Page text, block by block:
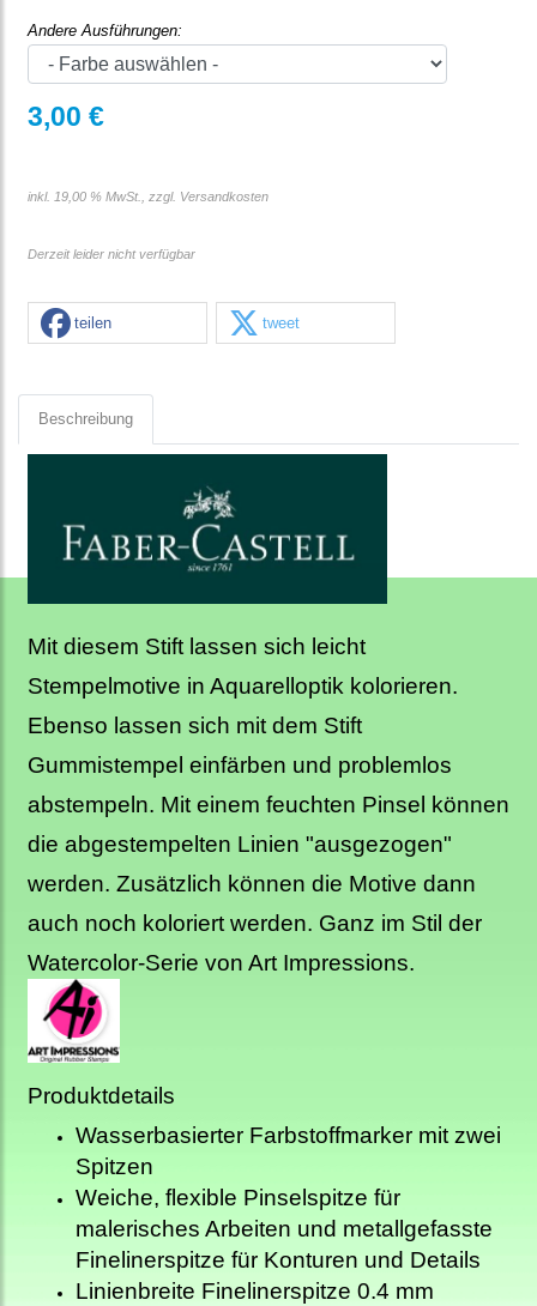
Andere Ausführungen:
3,00 €
inkl. 19,00 % MwSt., zzgl. Versandkosten
Derzeit leider nicht verfügbar
teilen tweet
Beschreibung
Mit diesem Stift lassen sich leicht
Stempelmotive in Aquarelloptik kolorieren.
Ebenso lassen sich mit dem Stift
Gummistempel einfärben und problemlos
abstempeln. Mit einem feuchten Pinsel können
die abgestempelten Linien "ausgezogen"
werden. Zusätzlich können die Motive dann
auch noch koloriert werden. Ganz im Stil der
Watercolor-Serie von Art Impressions.
Produktdetails
Wasserbasierter Farbstoffmarker mit zwei
Spitzen
Weiche, flexible Pinselspitze für
malerisches Arbeiten und metallgefasste
Finelinerspitze für Konturen und Details
Linienbreite Finelinerspitze 0.4 mm